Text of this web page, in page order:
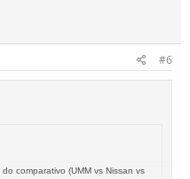
#6
comparativo (UMM vs Nissan vs